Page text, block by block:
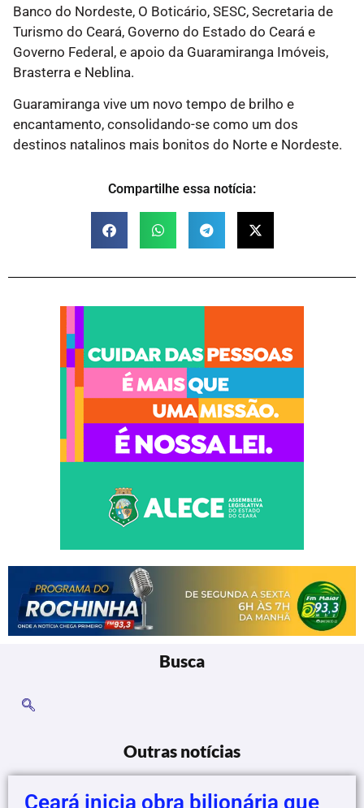
Banco do Nordeste, O Boticário, SESC, Secretaria de
Turismo do Ceará, Governo do Estado do Ceará e
Governo Federal, e apoio da Guaramiranga Imóveis,
Brasterra e Neblina.
Guaramiranga vive um novo tempo de brilho e
encantamento, consolidando-se como um dos
destinos natalinos mais bonitos do Norte e Nordeste.
Compartilhe essa notícia:
Busca
Outras notícias
Ceará inicia obra bilionária que